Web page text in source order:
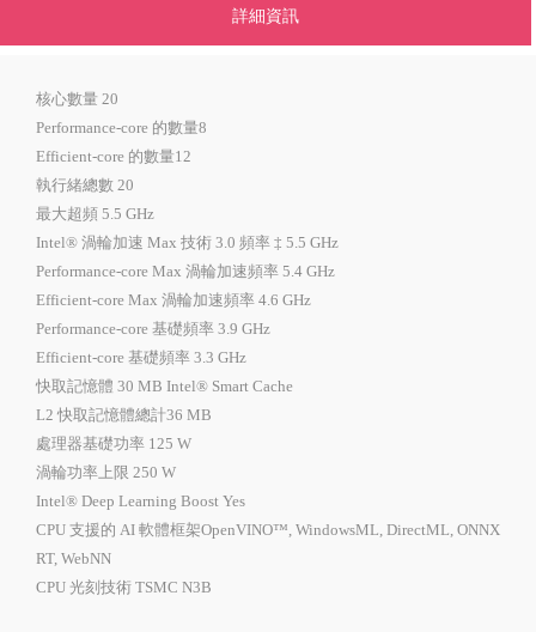
詳細資訊
核心數量 20
Performance-core 的數量8
Efficient-core 的數量12
執行緒總數 20
最大超頻 5.5 GHz
Intel® 渦輪加速 Max 技術 3.0 頻率 ‡ 5.5 GHz
Performance-core Max 渦輪加速頻率 5.4 GHz
Efficient-core Max 渦輪加速頻率 4.6 GHz
Performance-core 基礎頻率 3.9 GHz
Efficient-core 基礎頻率 3.3 GHz
快取記憶體 30 MB Intel® Smart Cache
L2 快取記憶體總計36 MB
處理器基礎功率 125 W
渦輪功率上限 250 W
Intel® Deep Learning Boost Yes
CPU 支援的 AI 軟體框架OpenVINO™, WindowsML, DirectML, ONNX
RT, WebNN
CPU 光刻技術 TSMC N3B